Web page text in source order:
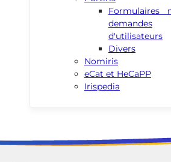
Formulaires
demandes
d'utilisateurs
Divers
Nomiris
eCat et HeCaPP
Irispedia